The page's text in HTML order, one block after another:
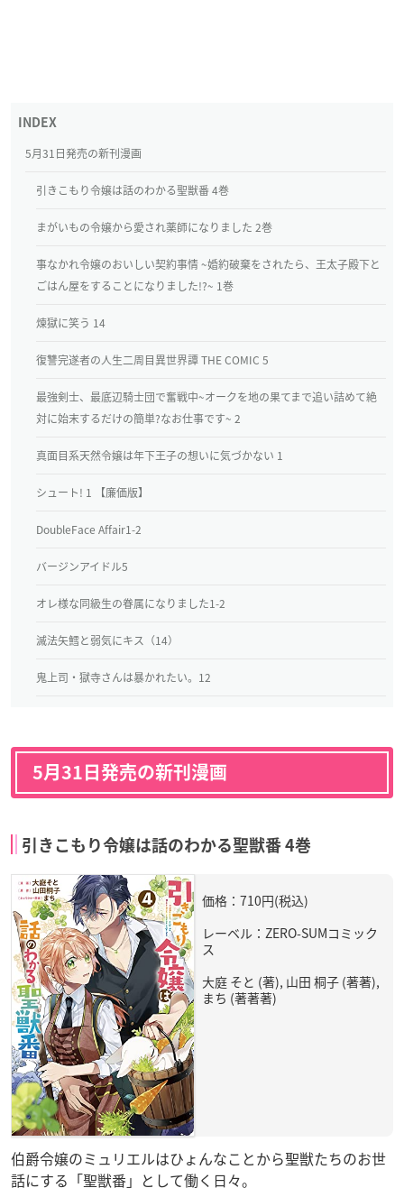
5月31日発売の新刊漫画
引きこもり令嬢は話のわかる聖獣番 4巻
まがいもの令嬢から愛され薬師になりました 2巻
事なかれ令嬢のおいしい契約事情 ~婚約破棄をされたら、王太子殿下と
ごはん屋をすることになりました!?~ 1巻
煉獄に笑う 14
復讐完遂者の人生二周目異世界譚 THE COMIC 5
最強剣士、最底辺騎士団で奮戦中~オークを地の果てまで追い詰めて絶
対に始末するだけの簡単?なお仕事です~ 2
真面目系天然令嬢は年下王子の想いに気づかない 1
シュート! 1 【廉価版】
DoubleFace Affair1-2
バージンアイドル5
オレ様な同級生の眷属になりました1-2
滅法矢鱈と弱気にキス（14）
鬼上司・獄寺さんは暴かれたい。12
5月31日発売の新刊漫画
引きこもり令嬢は話のわかる聖獣番 4巻
価格：710円(税込)
レーベル：ZERO-SUMコミック
ス
大庭 そと (著), 山田 桐子 (著著),
まち (著著著)
伯爵令嬢のミュリエルはひょんなことから聖獣たちのお世
話にする「聖獣番」として働く日々。